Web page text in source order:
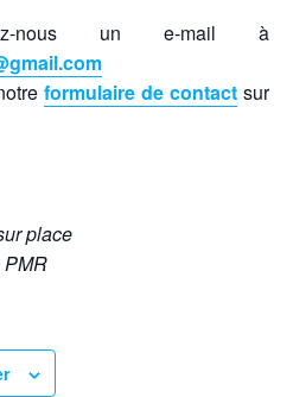
nous un e-mail à
formulaire de contact sur
place